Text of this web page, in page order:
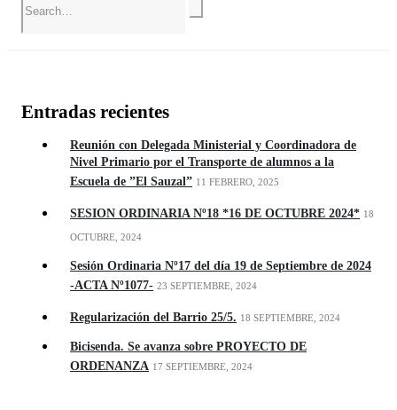
Entradas recientes
Reunión con Delegada Ministerial y Coordinadora de
Nivel Primario por el Transporte de alumnos a la
Escuela de ”El Sauzal” 11 FEBRERO, 2025
SESION ORDINARIA Nº18 *16 DE OCTUBRE 2024* 18
OCTUBRE, 2024
Sesión Ordinaria Nº17 del día 19 de Septiembre de 2024
-ACTA Nº1077- 23 SEPTIEMBRE, 2024
Regularización del Barrio 25/5. 18 SEPTIEMBRE, 2024
Bicisenda. Se avanza sobre PROYECTO DE
ORDENANZA 17 SEPTIEMBRE, 2024